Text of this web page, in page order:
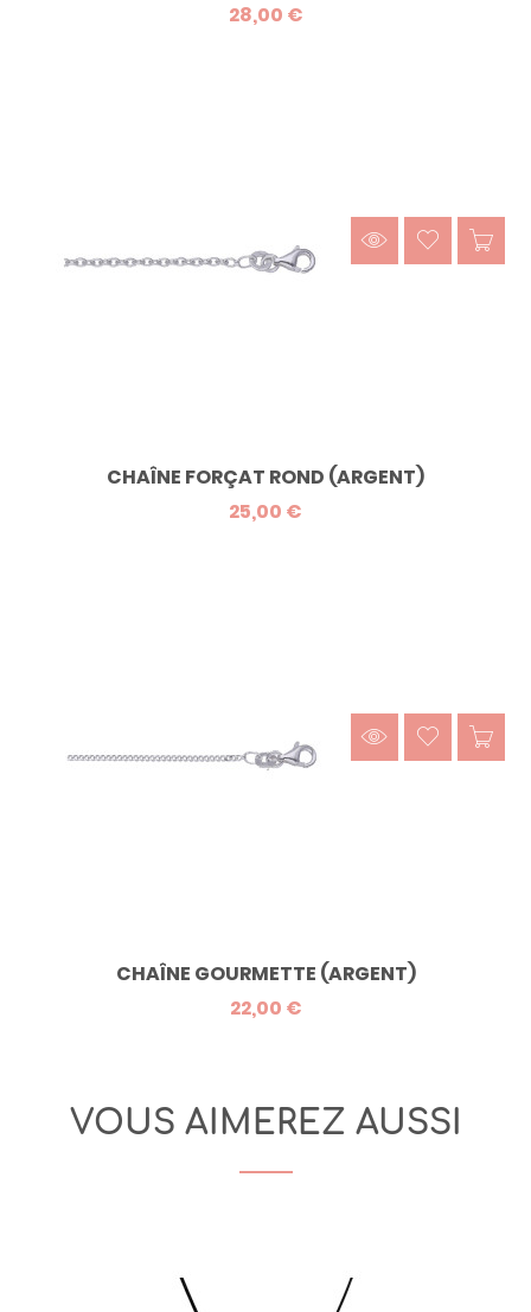
28,00 €
CHAÎNE FORÇAT ROND (ARGENT)
25,00 €
CHAÎNE GOURMETTE (ARGENT)
22,00 €
VOUS AIMEREZ AUSSI